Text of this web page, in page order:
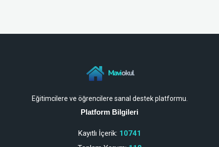
Maviokul
Eğitimcilere ve öğrencilere sanal destek platformu.
Platform Bilgileri
Kayıtlı İçerik: 10741